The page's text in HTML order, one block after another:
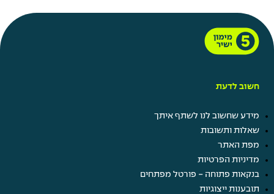
חשוב לדעת
מידע שחשוב לנו לשתף איתך
שאלות ותשובות
מפת האתר
מדיניות הפרטיות
בנקאות פתוחה - פורטל מפתחים
תובענות ייצוגיות